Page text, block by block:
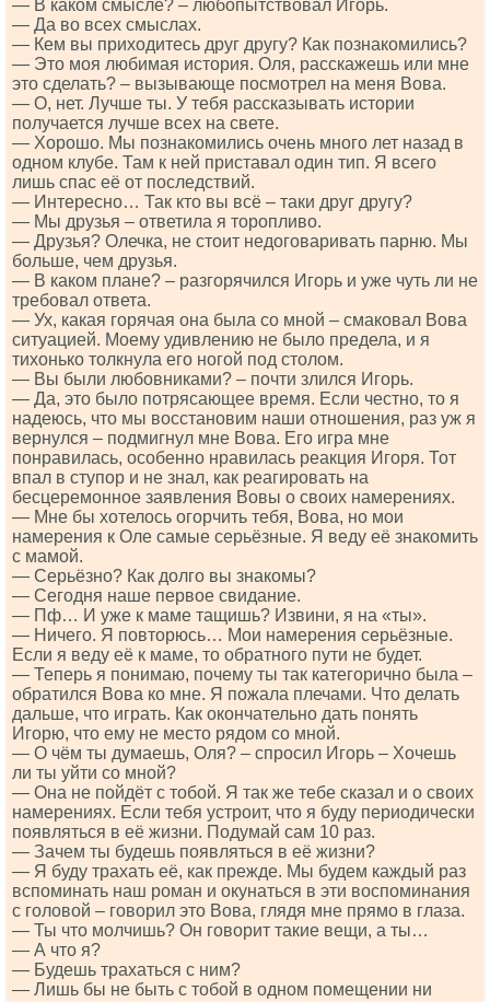
— В каком смысле? – любопытствовал Игорь.
— Да во всех смыслах.
— Кем вы приходитесь друг другу? Как познакомились?
— Это моя любимая история. Оля, расскажешь или мне
это сделать? – вызывающе посмотрел на меня Вова.
— О, нет. Лучше ты. У тебя рассказывать истории
получается лучше всех на свете.
— Хорошо. Мы познакомились очень много лет назад в
одном клубе. Там к ней приставал один тип. Я всего
лишь спас её от последствий.
— Интересно… Так кто вы всё – таки друг другу?
— Мы друзья – ответила я торопливо.
— Друзья? Олечка, не стоит недоговаривать парню. Мы
больше, чем друзья.
— В каком плане? – разгорячился Игорь и уже чуть ли не
требовал ответа.
— Ух, какая горячая она была со мной – смаковал Вова
ситуацией. Моему удивлению не было предела, и я
тихонько толкнула его ногой под столом.
— Вы были любовниками? – почти злился Игорь.
— Да, это было потрясающее время. Если честно, то я
надеюсь, что мы восстановим наши отношения, раз уж я
вернулся – подмигнул мне Вова. Его игра мне
понравилась, особенно нравилась реакция Игоря. Тот
впал в ступор и не знал, как реагировать на
бесцеремонное заявления Вовы о своих намерениях.
— Мне бы хотелось огорчить тебя, Вова, но мои
намерения к Оле самые серьёзные. Я веду её знакомить
с мамой.
— Серьёзно? Как долго вы знакомы?
— Сегодня наше первое свидание.
— Пф… И уже к маме тащишь? Извини, я на «ты».
— Ничего. Я повторюсь… Мои намерения серьёзные.
Если я веду её к маме, то обратного пути не будет.
— Теперь я понимаю, почему ты так категорично была –
обратился Вова ко мне. Я пожала плечами. Что делать
дальше, что играть. Как окончательно дать понять
Игорю, что ему не место рядом со мной.
— О чём ты думаешь, Оля? – спросил Игорь – Хочешь
ли ты уйти со мной?
— Она не пойдёт с тобой. Я так же тебе сказал и о своих
намерениях. Если тебя устроит, что я буду периодически
появляться в её жизни. Подумай сам 10 раз.
— Зачем ты будешь появляться в её жизни?
— Я буду трахать её, как прежде. Мы будем каждый раз
вспоминать наш роман и окунаться в эти воспоминания
с головой – говорил это Вова, глядя мне прямо в глаза.
— Ты что молчишь? Он говорит такие вещи, а ты…
— А что я?
— Будешь трахаться с ним?
— Лишь бы не быть с тобой в одном помещении ни